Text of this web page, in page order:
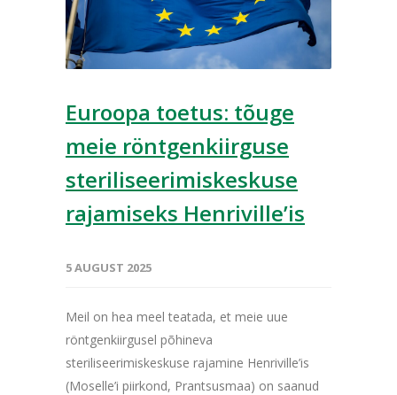
Euroopa toetus: tõuge
meie röntgenkiirguse
steriliseerimiskeskuse
rajamiseks Henriville’is
5 AUGUST 2025
Meil on hea meel teatada, et meie uue
röntgenkiirgusel põhineva
steriliseerimiskeskuse rajamine Henriville’is
(Moselle’i piirkond, Prantsusmaa) on saanud